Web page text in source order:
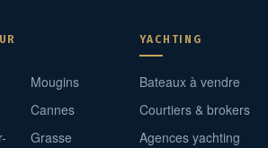
de Saint-Tropez. Prestations haut
Mougins
Cannes
Grasse
YACHTING
Bateaux à vendre
Courtiers & brokers
Agences yachting